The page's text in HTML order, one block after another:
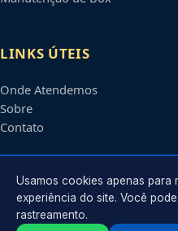
LINKS ÚTEIS
Onde Atendemos
Sobre
Contato
CONTATO
Atendimento em
Usamos cookies apenas para
experiência do site. Você
rastreamento.